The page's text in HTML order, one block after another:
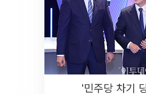
'민주당 차기